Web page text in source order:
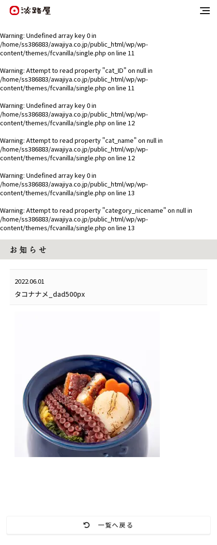
Warning: Undefined array key 0 in
/home/ss386883/awajiya.co.jp/public_html/wp/wp-
content/themes/fcvanilla/single.php on line 11
Warning: Attempt to read property "cat_ID" on null in
/home/ss386883/awajiya.co.jp/public_html/wp/wp-
content/themes/fcvanilla/single.php on line 11
Warning: Undefined array key 0 in
/home/ss386883/awajiya.co.jp/public_html/wp/wp-
content/themes/fcvanilla/single.php on line 12
Warning: Attempt to read property "cat_name" on null in
/home/ss386883/awajiya.co.jp/public_html/wp/wp-
content/themes/fcvanilla/single.php on line 12
Warning: Undefined array key 0 in
/home/ss386883/awajiya.co.jp/public_html/wp/wp-
content/themes/fcvanilla/single.php on line 13
Warning: Attempt to read property "category_nicename" on null in
/home/ss386883/awajiya.co.jp/public_html/wp/wp-
content/themes/fcvanilla/single.php on line 13
お 知 ら せ
2022.06.01
タコナナメ_dad500px
一覧へ戻る